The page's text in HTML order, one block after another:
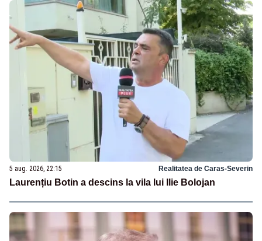
5 aug. 2026, 22:15 Realitatea de Caras-Severin
Laurențiu Botin a descins la vila lui Ilie Bolojan